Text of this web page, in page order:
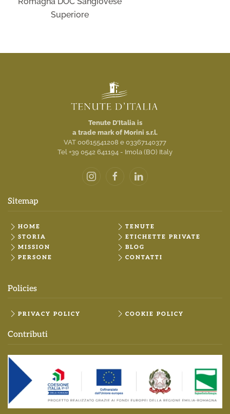
Superiore
Tenute D'Italia is
a trade mark of Morini s.r.l.
VAT 00615541208 e 03367140377
Tel +39 0542 641194 - Imola (BO) Italy
Sitemap
HOME
STORIA
MISSION
PERSONE
TENUTE
ETICHETTE PRIVATE
BLOG
CONTATTI
Policies
PRIVACY POLICY COOKIE POLICY
Contributi